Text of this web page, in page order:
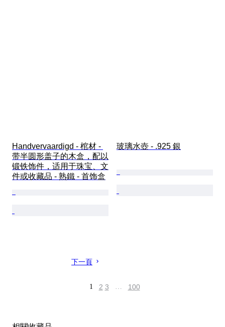
Handvervaardigd - 棺材 -
带半圆形盖子的木盒，配以
锻铁饰件，适用于珠宝、文
件或收藏品 - 熟鐵 - 首饰盒
玻璃水壺 - .925 銀
下一頁
1 2 3 … 100